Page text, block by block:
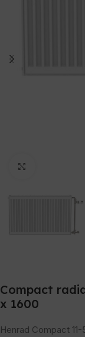
Compact
x 1600
Henrad Compact